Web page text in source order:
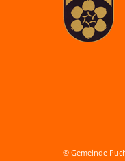
© Gemeinde